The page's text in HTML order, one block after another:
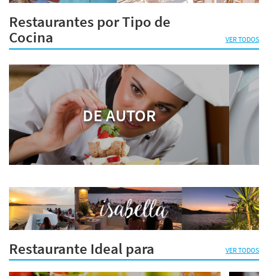
Restaurantes por Tipo de
Cocina
VER TODOS
DE AUTOR
Restaurante Ideal para VER TODOS